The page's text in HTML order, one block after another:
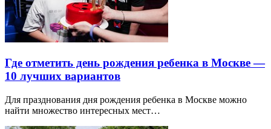
Где отметить день рождения ребенка в Москве —
10 лучших вариантов
Для празднования дня рождения ребенка в Москве можно
найти множество интересных мест…